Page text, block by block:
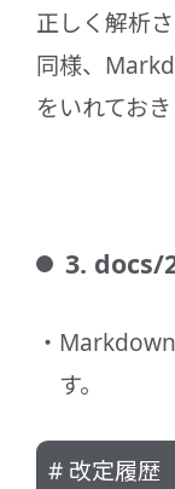
正しく解析
同様、
をいれておき
3. docs/
す。
# 改定履